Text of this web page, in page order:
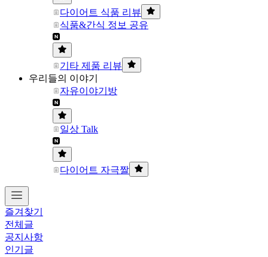
다이어트 식품 리뷰
식품&간식 정보 공유
기타 제품 리뷰
우리들의 이야기
자유이야기방
일상 Talk
다이어트 자극짤
즐겨찾기
전체글
공지사항
인기글